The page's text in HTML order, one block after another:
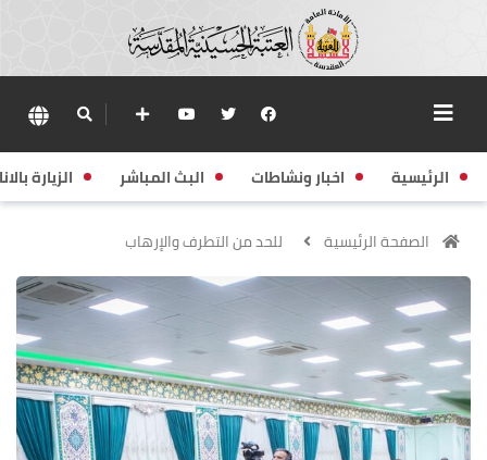
الرئيسية اخبار ونشاطات البث المباشر الزيارة
الصفحة الرئيسية للحد من التطرف والإرهاب